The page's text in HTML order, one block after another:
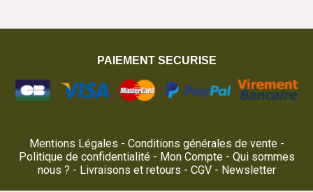
PAIEMENT SECURISE
Mentions Légales
Conditions générales de vente
Politique de confidentialité
Mon Compte
Qui sommes
nous ?
Livraisons et retours CGV Newsletter